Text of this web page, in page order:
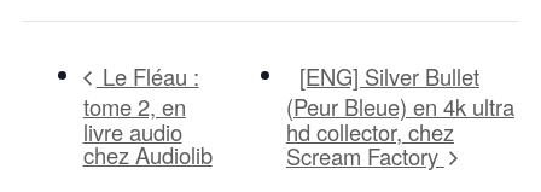
Le Fléau :
tome 2, en
livre audio
chez Audiolib
[ENG] Silver Bullet
(Peur Bleue) en 4k ultra
hd collector, chez
Scream Factory